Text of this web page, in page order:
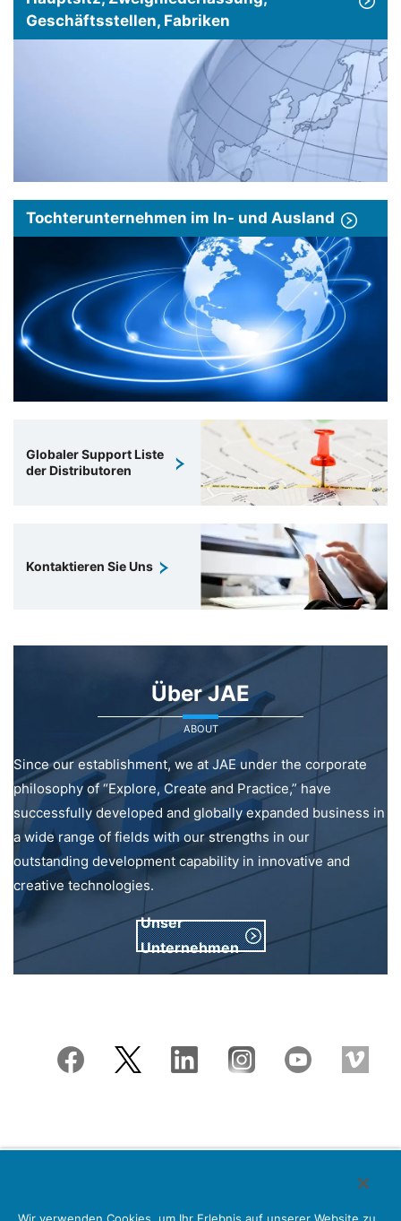
Geschäftsstellen, Fabriken
Tochterunternehmen im In- und Ausland
Globaler Support Liste
der Distributoren
Kontaktieren Sie Uns
Über JAE
ABOUT
Since our establishment, we at JAE under the corporate
philosophy of “Explore, Create and Practice,” have
successfully developed and globally expanded business in
a wide range of fields with our strengths in our
outstanding development capability in innovative and
creative technologies.
Unser
Unternehmen